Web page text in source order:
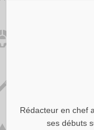
Rédacteur en chef
ses débuts